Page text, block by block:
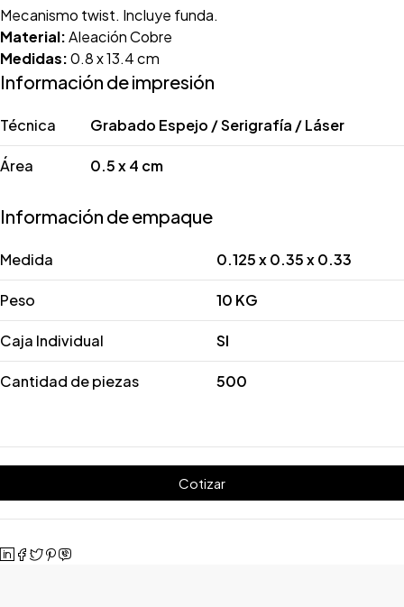
Mecanismo twist. Incluye funda.
Material:Aleación Cobre
Medidas:0.8 x 13.4 cm
Información de impresión
Técnica Grabado Espejo / Serigrafía / Láser
Área 0.5 x 4 cm
Información de empaque
Medida 0.125 x 0.35 x 0.33
Peso 10 KG
Caja Individual SI
Cantidad de piezas 500
Cotizar